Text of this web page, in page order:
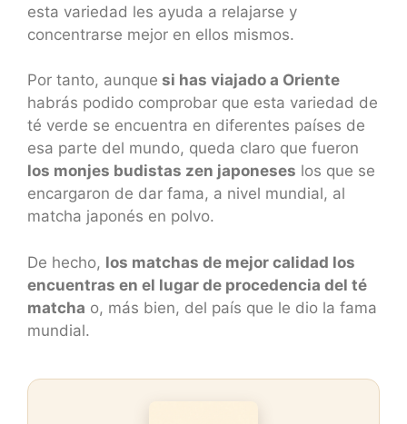
esta variedad les ayuda a relajarse y
concentrarse mejor en ellos mismos.
Por tanto, aunque si has viajado a Oriente
habrás podido comprobar que esta variedad de
té verde se encuentra en diferentes países de
esa parte del mundo, queda claro que fueron
los monjes budistas zen japoneses los que se
encargaron de dar fama, a nivel mundial, al
matcha japonés en polvo.
De hecho, los matchas de mejor calidad los
encuentras en el lugar de procedencia del té
matcha o, más bien, del país que le dio la fama
mundial.